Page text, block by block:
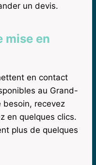
un devis.
mise en
en contact
au Grand-
besoin, recevez
en quelques clics.
plus de quelques